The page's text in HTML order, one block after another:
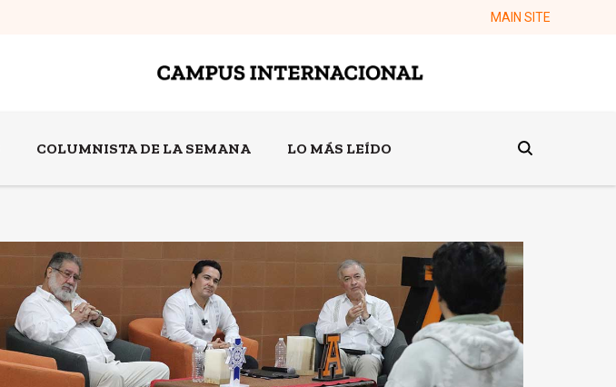
MAIN SITE
COLUMNISTA DE LA SEMANA LO MÁS LEÍDO